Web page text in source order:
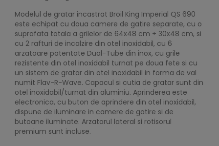
Modelul de gratar incastrat Broil King Imperial QS 690
este echipat cu doua camere de gatire separate, cu o
suprafata totala a grilelor de 64x48 cm + 30x48 cm, si
cu 2 rafturi de incalzire din otel inoxidabil, cu 6
arzatoare patentate Dual-Tube din inox, cu grile
rezistente din otel inoxidabil turnat pe doua fete si cu
un sistem de gratar din otel inoxidabil in forma de val
numit Flav-R-Wave. Capacul si cutia de gratar sunt din
otel inoxidabil/turnat din aluminiu. Aprinderea este
electronica, cu buton de aprindere din otel inoxidabil,
dispune de iluminare in camere de gatire si de
butoane iluminate. Arzatorul lateral si rotisorul
premium sunt incluse.